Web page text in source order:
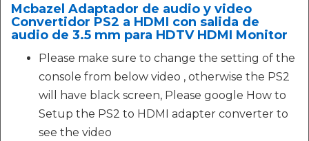
Mcbazel Adaptador de audio y video
Convertidor PS2 a HDMI con salida de
audio de 3.5 mm para HDTV HDMI Monitor
Please make sure to change the setting of the
console from below video , otherwise the PS2
will have black screen, Please google How to
Setup the PS2 to HDMI adapter converter to
see the video